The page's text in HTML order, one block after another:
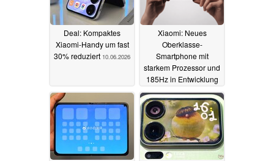
Deal: Kompaktes
Xiaomi-Handy um fast
30% reduziert 10.06.2026
Xiaomi: Neues
Oberklasse-
Smartphone mit
starkem Prozessor und
185Hz in Entwicklung
09.06.2026